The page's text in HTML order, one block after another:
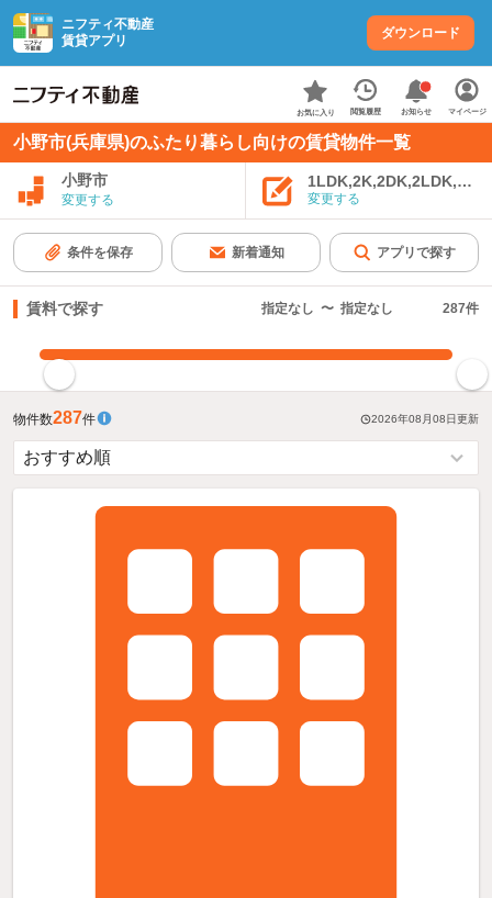
ニフティ不動産
賃貸アプリ
ダウンロード
お気に入り 閲覧履歴 お知らせ マイページ
小野市(兵庫県)のふたり暮らし向けの賃貸物件一覧
小野市
変更する 変更する
条件を保存 新着通知 アプリで探す
賃料で探す 指定なし 〜 指定なし 287件
物件数287件 2026年08月08日更新